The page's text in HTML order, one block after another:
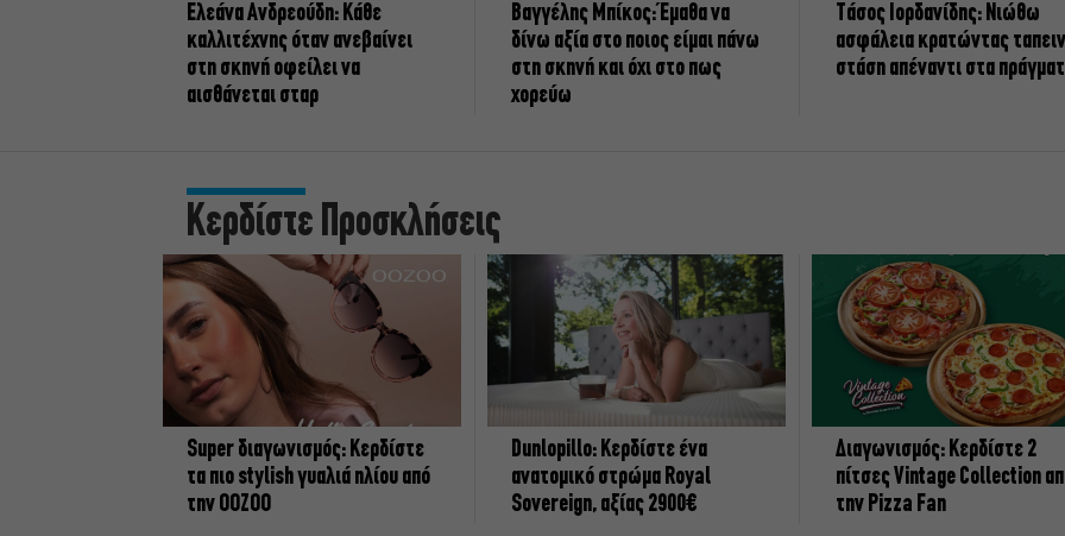
Ελεάνα Ανδρεούδη: Κάθε
καλλιτέχνης όταν ανεβαίνει
στη σκηνή οφείλει να
αισθάνεται σταρ
Βαγγέλης Μπίκος: Έμαθα να
δίνω αξία στο ποιος είμαι πάνω
στη σκηνή και όχι στο πως
χορεύω
Tάσος Ιορδανίδης: Νιώθω
ασφάλεια κρατώντας
στάση απέναντι στα
Κερδίστε Προσκλήσεις
Super διαγωνισμός: Κερδίστε
τα πιο stylish γυαλιά ηλίου από
την OOZOO
Dunlopillo: Κερδίστε ένα
ανατομικό στρώμα Royal
Sovereign, αξίας 2900€
Διαγωνισμός: Κερδίστε 2
πίτσες Vintage Collection
την Pizza Fan